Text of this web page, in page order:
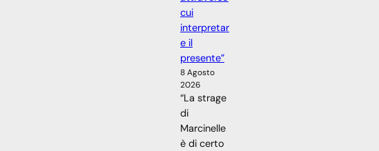
cui
interpretar
e il
presente”
8 Agosto
2026
“La strage
di
Marcinelle
è di certo